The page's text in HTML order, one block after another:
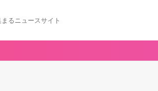
るニュースサイト